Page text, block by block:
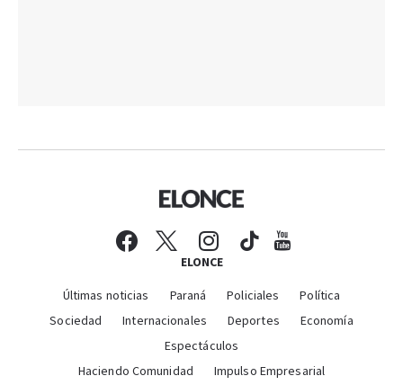
ELONCE
Últimas noticias Paraná Policiales
Política
Sociedad
Internacionales Deportes
Economía
Espectáculos
Haciendo Comunidad
Impulso Empresarial